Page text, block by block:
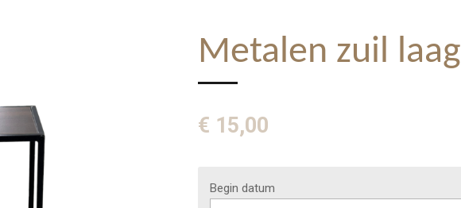
Metalen zuil laag
€ 15,00
Begin datum